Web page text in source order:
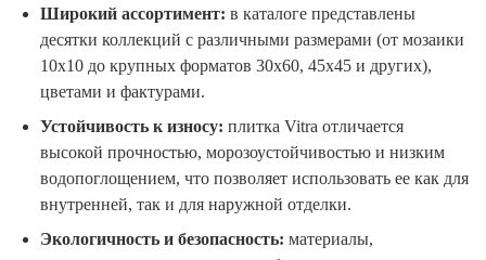
Широкий ассортимент: в каталоге представлены
десятки коллекций с различными размерами (от мозаики
10x10 до крупных форматов 30x60, 45x45 и других),
цветами и фактурами.
Устойчивость к износу: плитка Vitra отличается
высокой прочностью, морозоустойчивостью и низким
водопоглощением, что позволяет использовать ее как для
внутренней, так и для наружной отделки.
Экологичность и безопасность: материалы,